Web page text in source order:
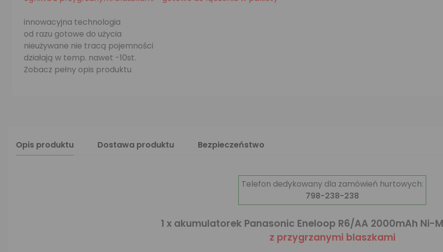
innowacyjna technologia
od razu gotowe do użycia
nieużywane nie tracą pojemności
działają w temp. nawet -10st.
Zobacz pełny opis produktu
Opis produktu Dostawa produktu Bezpieczeństwo
Telefon dedykowany dla zamówień hurtowych:
798-238-238
1 x akumulatorek Panasonic Eneloop R6/AA 2000mAh Ni-
z przygrzanymi blaszkami